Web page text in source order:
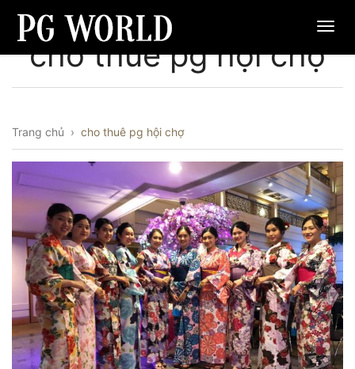
cho thuê pg hội chợ
Trang chủ › cho thuê pg hội chợ